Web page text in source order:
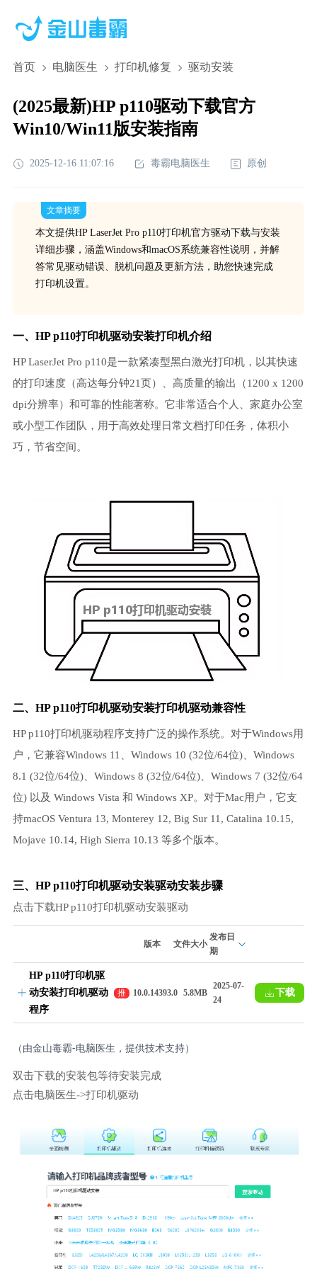
首页 电脑医生 打印机修复 驱动安装
(2025最新)HP p110驱动下载官方
Win10/Win11版安装指南
2025-12-16 11:07:16 毒霸电脑医生 原创
文章摘要
本文提供HP LaserJet Pro p110打印机官方驱动下载与安装
详细步骤，涵盖Windows和macOS系统兼容性说明，并解
答常见驱动错误、脱机问题及更新方法，助您快速完成
打印机设置。
一、HP p110打印机驱动安装打印机介绍
HP LaserJet Pro p110是一款紧凑型黑白激光打印机，以其快速
的打印速度（高达每分钟21页）、高质量的输出（1200 x 1200
dpi分辨率）和可靠的性能著称。它非常适合个人、家庭办公室
或小型工作团队，用于高效处理日常文档打印任务，体积小
巧，节省空间。
二、HP p110打印机驱动安装打印机驱动兼容性
HP p110打印机驱动程序支持广泛的操作系统。对于Windows用
户，它兼容Windows 11、Windows 10 (32位/64位)、Windows
8.1 (32位/64位)、Windows 8 (32位/64位)、Windows 7 (32位/64
位) 以及 Windows Vista 和 Windows XP。对于Mac用户，它支
持macOS Ventura 13, Monterey 12, Big Sur 11, Catalina 10.15,
Mojave 10.14, High Sierra 10.13 等多个版本。
三、HP p110打印机驱动安装驱动安装步骤
点击下载HP p110打印机驱动安装驱动
版本 文件大小
发布日
期
HP p110打印机驱
动安装打印机驱动
程序
推
荐
10.0.14393.0 5.8MB
2025-07-
24
下载
（由金山毒霸-电脑医生，提供技术支持）
双击下载的安装包等待安装完成
点击电脑医生->打印机驱动